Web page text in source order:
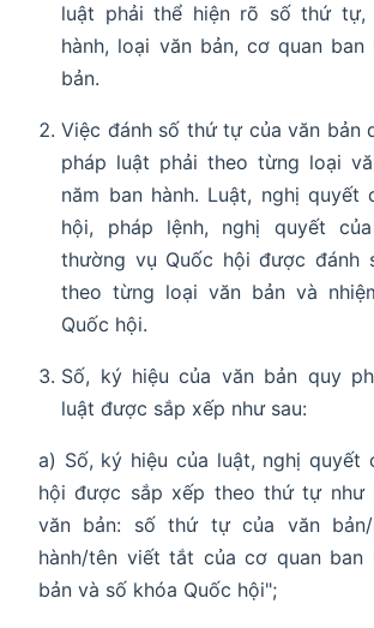
luật phải thể hiện rõ số thứ tự,
hành, loại văn bản, cơ quan ban
bản.
Việc đánh số thứ tự của văn bản
pháp luật phải theo từng loại
năm ban hành. Luật, nghị quyết
hội, pháp lệnh, nghị quyết
thường vụ Quốc hội được đánh
theo từng loại văn bản và
Quốc hội.
Số, ký hiệu của văn bản quy
luật được sắp xếp như sau:
a) Số, ký hiệu của luật, nghị quyết
hội được sắp xếp theo thứ tự như
văn bản: số thứ tự của văn bản/
hành/tên viết tắt của cơ quan ban
bản và số khóa Quốc hội";